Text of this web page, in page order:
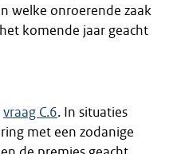
welke onroerende zaak
komende jaar geacht
vraag C.6. In situaties
met een zodanige